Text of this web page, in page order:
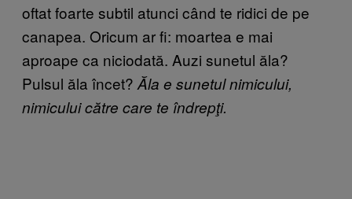
oftat foarte subtil atunci când te ridici de pe
canapea. Oricum ar fi: moartea e mai
aproape ca niciodată. Auzi sunetul ăla?
Pulsul ăla încet? Ăla e sunetul nimicului,
nimicului către care te îndrepţi.